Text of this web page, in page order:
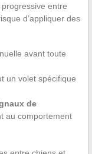
entre
d’appliquer des
avant toute
un volet spécifique
de
au comportement